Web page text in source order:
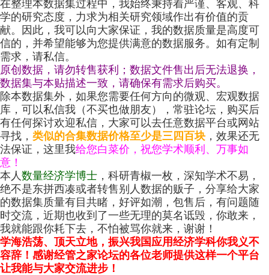
在整理本数据集过程中，我始终秉持着严谨、客观、科
学的研究态度，力求为相关研究领域作出有价值的贡
献。因此，我可以向大家保证，我的数据质量是高度可
信的，并希望能够为您提供满意的数据服务。如有定制
需求，请私信。
原创数据，请勿转售获利； 数据文件售出后无法退换，
数据集与本贴描述一致，请确保有需求后购买。
除本数据集外，如果您需要任何方向的微观、宏观数据
库，可以私信我（不买也做朋友），常驻论坛，购买后
有任何探讨欢迎私信，大家可以去任意数据平台或网站
寻找， 类似的合集数据价格至少是三四百块 ，效果还无
法保证，这里我给您白菜价，祝您学术顺利、万事如
意！
本人 数量经济学博士 ，科研青椒一枚，深知学术不易，
绝不是东拼西凑或者转售别人数据的贩子，分享给大家
的数据集质量有目共睹，好评如潮，包售后，有问题随
时交流，近期也收到了一些无理的莫名诋毁，你敢来，
我就能跟你耗下去，不怕被骂你就来，谢谢！
学海浩荡、顶天立地，振兴我国应用经济学科你我义不
容辞！感谢经管之家论坛的各位老师提供这样一个平台
让我能与大家交流进步！